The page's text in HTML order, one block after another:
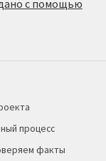
с помощью
процесс
факты